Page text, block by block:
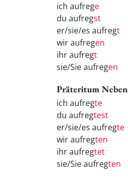
ich aufrege
du aufregst
er/sie/es aufregt
wir aufregen
ihr aufregt
sie/Sie aufregen
Präteritum
ich aufregte
du aufregtest
er/sie/es aufregte
wir aufregten
ihr aufregtet
sie/Sie aufregten